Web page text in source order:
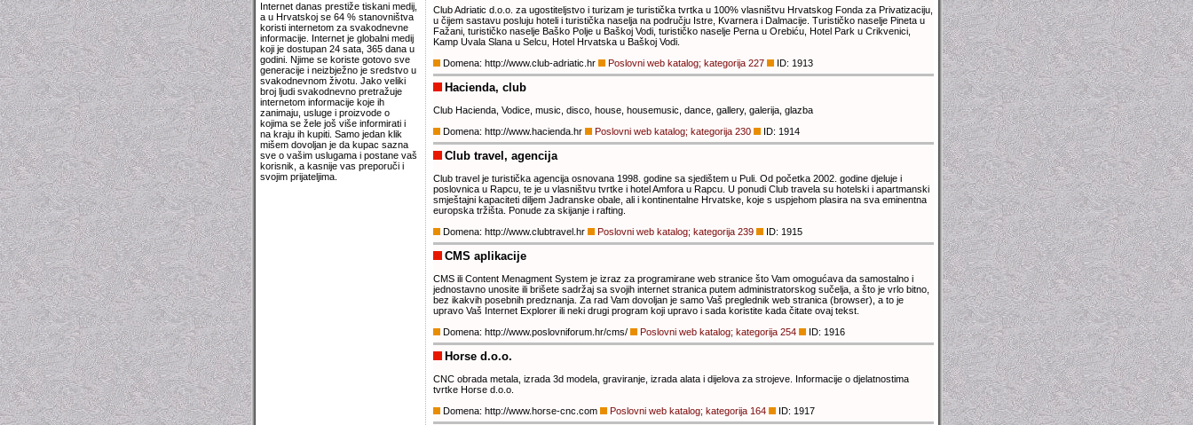
Internet danas prestiže tiskani medij,
a u Hrvatskoj se 64 % stanovništva
koristi internetom za svakodnevne
informacije. Internet je globalni medij
koji je dostupan 24 sata, 365 dana u
godini. Njime se koriste gotovo sve
generacije i neizbježno je sredstvo u
svakodnevnom životu. Jako veliki
broj ljudi svakodnevno pretražuje
internetom informacije koje ih
zanimaju, usluge i proizvode o
kojima se žele još više informirati i
na kraju ih kupiti. Samo jedan klik
mišem dovoljan je da kupac sazna
sve o vašim uslugama i postane vaš
korisnik, a kasnije vas preporuči i
svojim prijateljima.
Club Adriatic d.o.o. za ugostiteljstvo i turizam je turistička tvrtka u 100% vlasništvu Hrvatskog Fonda za Privatizaciju,
u čijem sastavu posluju hoteli i turistička naselja na području Istre, Kvarnera i Dalmacije. Turističko naselje Pineta u
Fažani, turističko naselje Baško Polje u Baškoj Vodi, turističko naselje Perna u Orebiću, Hotel Park u Crikvenici,
Kamp Uvala Slana u Selcu, Hotel Hrvatska u Baškoj Vodi.
Domena: http://www.club-adriatic.hr
Poslovni web katalog; kategorija 227 ID: 1913
Hacienda, club
Club Hacienda, Vodice, music, disco, house, housemusic, dance, gallery, galerija, glazba
Domena: http://www.hacienda.hr
Poslovni web katalog; kategorija 230 ID: 1914
Club travel, agencija
Club travel je turistička agencija osnovana 1998. godine sa sjedištem u Puli. Od početka 2002. godine djeluje i
poslovnica u Rapcu, te je u vlasništvu tvrtke i hotel Amfora u Rapcu. U ponudi Club travela su hotelski i apartmanski
smještajni kapaciteti diljem Jadranske obale, ali i kontinentalne Hrvatske, koje s uspjehom plasira na sva eminentna
europska tržišta. Ponude za skijanje i rafting.
Domena: http://www.clubtravel.hr
Poslovni web katalog; kategorija 239 ID: 1915
CMS aplikacije
CMS ili Content Menagment System je izraz za programirane web stranice što Vam omogućava da samostalno i
jednostavno unosite ili brišete sadržaj sa svojih internet stranica putem administratorskog sučelja, a što je vrlo bitno,
bez ikakvih posebnih predznanja. Za rad Vam dovoljan je samo Vaš preglednik web stranica (browser), a to je
upravo Vaš Internet Explorer ili neki drugi program koji upravo i sada koristite kada čitate ovaj tekst.
Domena: http://www.poslovniforum.hr/cms/
Poslovni web katalog; kategorija 254 ID: 1916
Horse d.o.o.
CNC obrada metala, izrada 3d modela, graviranje, izrada alata i dijelova za strojeve. Informacije o djelatnostima
tvrtke Horse d.o.o.
Domena: http://www.horse-cnc.com
Poslovni web katalog; kategorija 164 ID: 1917